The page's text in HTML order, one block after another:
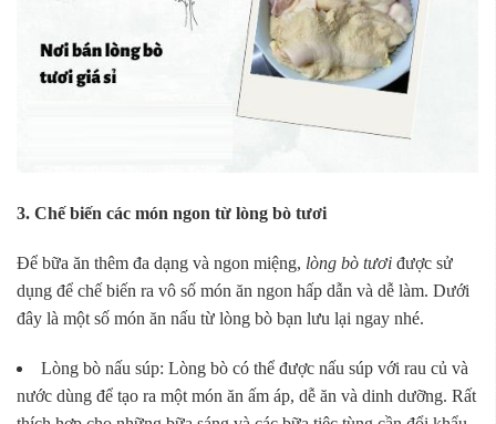
3. Chế biến các món ngon từ lòng bò tươi
Để bữa ăn thêm đa dạng và ngon miệng, lòng bò tươi được sử
dụng để chế biến ra vô số món ăn ngon hấp dẫn và dễ làm. Dưới
đây là một số món ăn nấu từ lòng bò bạn lưu lại ngay nhé.
Lòng bò nấu súp: Lòng bò có thể được nấu súp với rau củ và
nước dùng để tạo ra một món ăn ấm áp, dễ ăn và dinh dưỡng. Rất